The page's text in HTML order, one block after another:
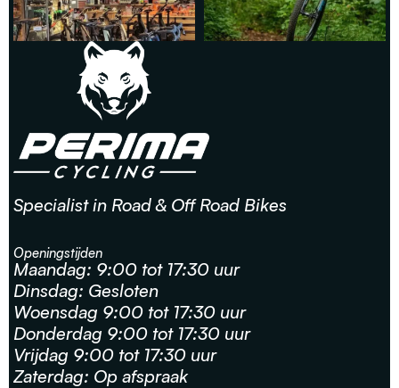
Specialist in Road & Off Road Bikes
Openingstijden
Maandag: 9:00 tot 17:30 uur
Dinsdag: Gesloten
Woensdag 9:00 tot 17:30 uur
Donderdag 9:00 tot 17:30 uur
Vrijdag 9:00 tot 17:30 uur
Zaterdag: Op afspraak